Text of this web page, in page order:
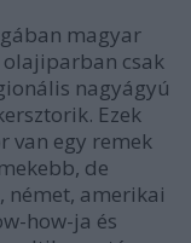
magyar
olajiparban csak
nagyágyú
Ezek
van egy remek
de
német, amerikai
how-ja és